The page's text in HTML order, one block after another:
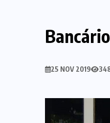
25 NOV 2019